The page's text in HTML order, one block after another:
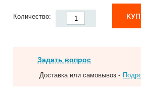
Количество:
Задать вопрос
Доставка или самовывоз -